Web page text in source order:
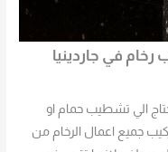
في جاردينيا
الي تشطيب حمام او
جميع اعمال الرخام من